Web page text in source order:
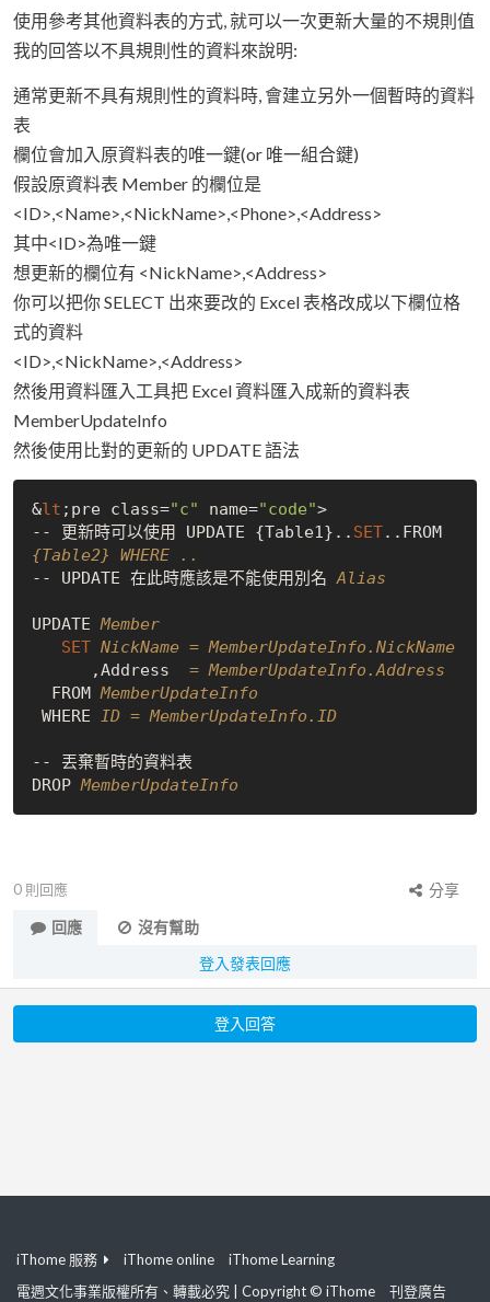
使用參考其他資料表的方式, 就可以一次更新大量的不規則值
我的回答以不具規則性的資料來說明:
通常更新不具有規則性的資料時, 會建立另外一個暫時的資料
表
欄位會加入原資料表的唯一鍵(or 唯一組合鍵)
假設原資料表 Member 的欄位是
<ID>,<Name>,<NickName>,<Phone>,<Address>
其中<ID>為唯一鍵
想更新的欄位有 <NickName>,<Address>
你可以把你 SELECT 出來要改的 Excel 表格改成以下欄位格
式的資料
<ID>,<NickName>,<Address>
然後用資料匯入工具把 Excel 資料匯入成新的資料表
MemberUpdateInfo
然後使用比對的更新的 UPDATE 語法
&lt ;pre class="c" name="code">
-- 更新時可以使用 UPDATE {Table1}.. SET
..FROM
{Table2} WHERE ..
-- UPDATE 在此時應該是不能使用別名 Alias
UPDATE Member
SET NickName = MemberUpdateInfo.NickName
      ,Address
= MemberUpdateInfo.Address
  FROM
MemberUpdateInfo
WHERE
ID = MemberUpdateInfo.ID
-- 丟棄暫時的資料表
DROP MemberUpdateInfo
0 則回應
分享
回應
沒有幫助
登入發表回應
登入回答
iThome 服務 iThome online
iThome Learning
電週文化事業版權所有、轉載必究 | Copyright © iThome
刊登廣告